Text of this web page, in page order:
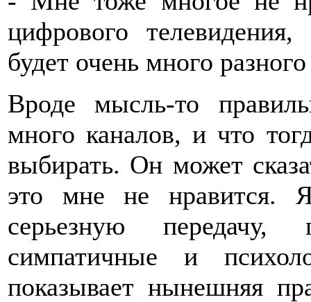
цифрового
будет очень много
Вроде мысль-то
много каналов, и что
выбирать. Он может
это мне не нравится.
серьезную
симпатичные и
показывает нынешняя